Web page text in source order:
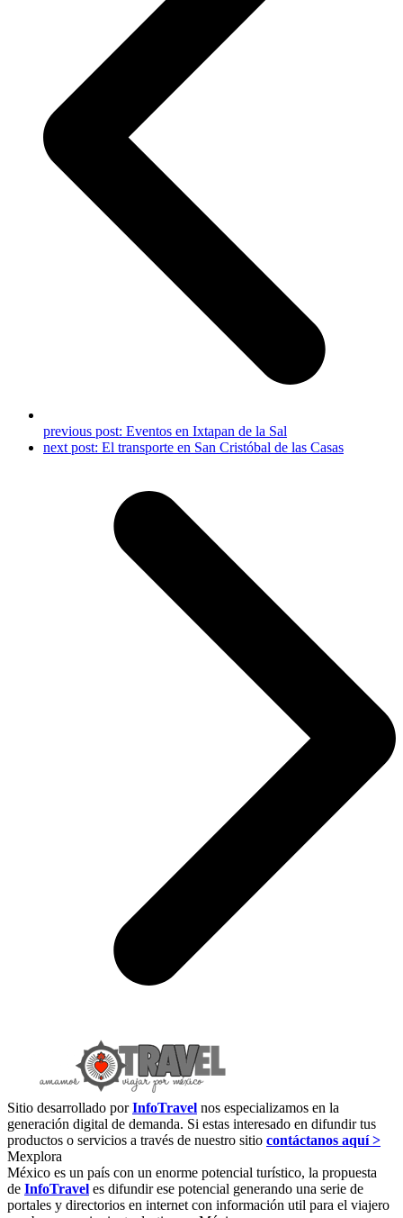
previous post: Eventos en Ixtapan de la Sal
next post: El transporte en San Cristóbal de las Casas
Sitio desarrollado porInfoTravel nos especializamos en la
generación digital de demanda. Si estas interesado en difundir tus
productos o servicios a través de nuestro sitio contáctanos aquí >
Mexplora
México es un país con un enorme potencial turístico, la propuesta
de InfoTravel es difundir ese potencial generando una serie de
portales y directorios en internet con información util para el viajero